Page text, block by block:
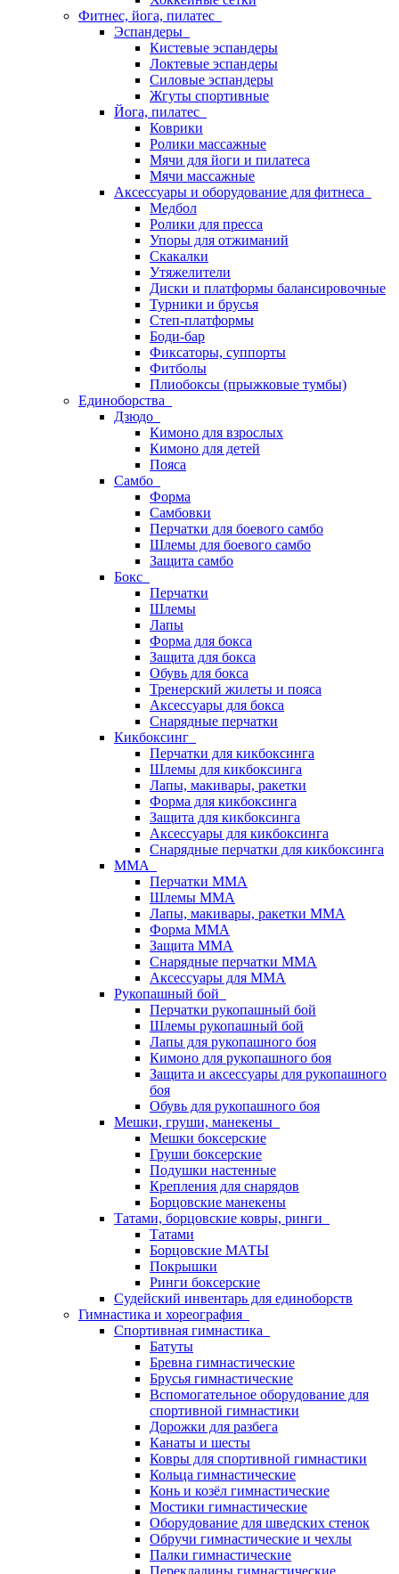
Фитнес, йога, пилатес
Эспандеры
Кистевые эспандеры
Локтевые эспандеры
Силовые эспандеры
Жгуты спортивные
Йога, пилатес
Коврики
Ролики массажные
Мячи для йоги и пилатеса
Мячи массажные
Аксессуары и оборудование для фитнеса
Медбол
Ролики для пресса
Упоры для отжиманий
Скакалки
Утяжелители
Диски и платформы балансировочные
Турники и брусья
Степ-платформы
Боди-бар
Фиксаторы, суппорты
Фитболы
Плиобоксы (прыжковые тумбы)
Единоборства
Дзюдо
Кимоно для взрослых
Кимоно для детей
Пояса
Самбо
Форма
Самбовки
Перчатки для боевого самбо
Шлемы для боевого самбо
Защита самбо
Бокс
Перчатки
Шлемы
Лапы
Форма для бокса
Защита для бокса
Обувь для бокса
Тренерский жилеты и пояса
Аксессуары для бокса
Снарядные перчатки
Кикбоксинг
Перчатки для кикбоксинга
Шлемы для кикбоксинга
Лапы, макивары, ракетки
Форма для кикбоксинга
Защита для кикбоксинга
Аксессуары для кикбоксинга
Снарядные перчатки для кикбоксинга
ММА
Перчатки ММА
Шлемы ММА
Лапы, макивары, ракетки ММА
Форма ММА
Защита ММА
Снарядные перчатки ММА
Аксессуары для ММА
Рукопашный бой
Перчатки рукопашный бой
Шлемы рукопашный бой
Лапы для рукопашного боя
Кимоно для рукопашного боя
Защита и аксессуары для рукопашного
боя
Обувь для рукопашного боя
Мешки, груши, манекены
Мешки боксерские
Груши боксерские
Подушки настенные
Крепления для снарядов
Борцовские манекены
Татами, борцовские ковры, ринги
Татами
Борцовские МАТЫ
Покрышки
Ринги боксерские
Судейский инвентарь для единоборств
Гимнастика и хореография
Спортивная гимнастика
Батуты
Бревна гимнастические
Брусья гимнастические
Вспомогательное оборудование для
спортивной гимнастики
Дорожки для разбега
Канаты и шесты
Ковры для спортивной гимнастики
Кольца гимнастические
Конь и козёл гимнастические
Мостики гимнастические
Оборудование для шведских стенок
Обручи гимнастические и чехлы
Палки гимнастические
Перекладины гимнастические